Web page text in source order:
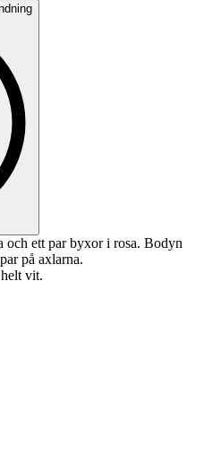
och ett par byxor i rosa. Bodyn
på axlarna.
vit.